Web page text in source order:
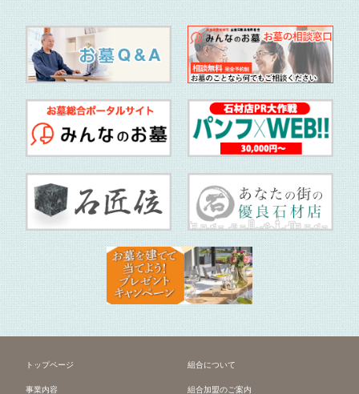
トップページ 組合について
事業内容 組合加盟のご案内